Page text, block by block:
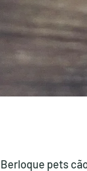
Berloque pets